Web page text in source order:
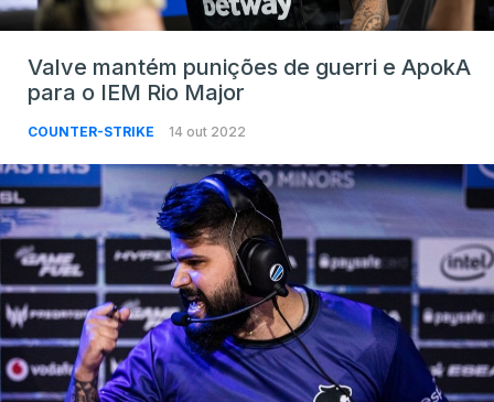
Valve mantém punições de guerri e ApokA
para o IEM Rio Major
COUNTER-STRIKE 14 out 2022